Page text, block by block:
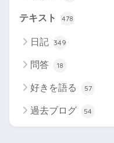
テキスト 478
日記 349
問答 18
好きを語る 57
過去ブログ 54